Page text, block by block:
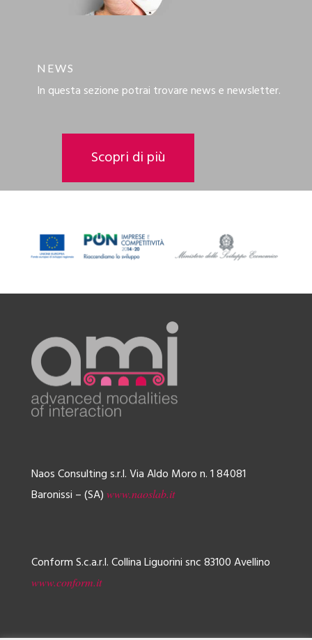
NEWS
In questa sezione potrai trovare news e newsletter.
Scopri di più
Naos Consulting s.r.l.Via Aldo Moro n. 184081
Baronissi – (SA) www.naoslab.it
Conform S.c.a.r.l.Collina Liguorini snc83100 Avellino
www.conform.it